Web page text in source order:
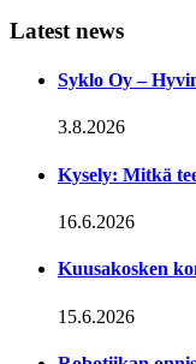
Latest news
Syklo Oy –
3.8.2026
Kysely: Mitkä
16.6.2026
Kuusakosken
15.6.2026